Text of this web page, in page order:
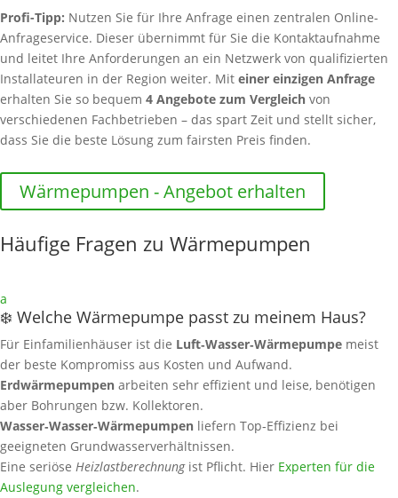
Profi-Tipp: Nutzen Sie für Ihre Anfrage einen zentralen Online-
Anfrageservice. Dieser übernimmt für Sie die Kontaktaufnahme
und leitet Ihre Anforderungen an ein Netzwerk von qualifizierten
Installateuren in der Region weiter. Mit einer einzigen Anfrage
erhalten Sie so bequem 4 Angebote zum Vergleich von
verschiedenen Fachbetrieben – das spart Zeit und stellt sicher,
dass Sie die beste Lösung zum fairsten Preis finden.
Wärmepumpen - Angebot erhalten
Häufige Fragen zu Wärmepumpen
a
❄️ Welche Wärmepumpe passt zu meinem Haus?
Für Einfamilienhäuser ist die Luft‑Wasser‑Wärmepumpe meist
der beste Kompromiss aus Kosten und Aufwand.
Erdwärmepumpen arbeiten sehr effizient und leise, benötigen
aber Bohrungen bzw. Kollektoren.
Wasser‑Wasser‑Wärmepumpen liefern Top‑Effizienz bei
geeigneten Grundwasserverhältnissen.
Eine seriöse Heizlastberechnungist Pflicht. Hier Experten für die
Auslegung vergleichen.